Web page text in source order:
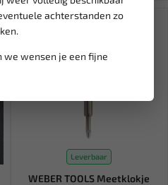
achterstanden zo
we wensen je een fijne
SALE!
Leverbaar
WEBER TOOLS Meetklokje